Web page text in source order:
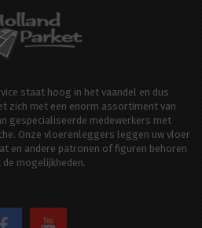
staat hoog in het vaandel en dus
zich met een enorm assortiment van
gespecialiseerde medewerkers met
Onze vloerenleggers leggen uw vloer
en andere patronen of figuren behoren
mogelijkheden.